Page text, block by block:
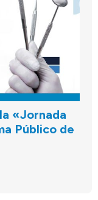
«Jornada
Público de